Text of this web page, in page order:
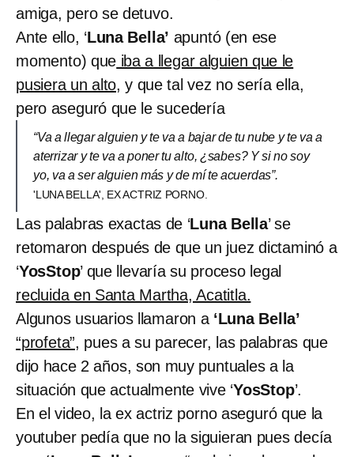
amiga, pero se detuvo.
Ante ello, ‘Luna Bella’ apuntó (en ese
momento) que iba a llegar alguien que le
pusiera un alto, y que tal vez no sería ella,
pero aseguró que le sucedería
“Va a llegar alguien y te va a bajar de tu nube y te va a
aterrizar y te va a poner tu alto, ¿sabes? Y si no soy
yo, va a ser alguien más y de mí te acuerdas”.
'LUNA BELLA', EX ACTRIZ PORNO.
Las palabras exactas de ‘Luna Bella’ se
retomaron después de que un juez dictaminó a
‘YosStop’ que llevaría su proceso legal
recluida en Santa Martha, Acatitla.
Algunos usuarios llamaron a ‘Luna Bella’
“profeta”, pues a su parecer, las palabras que
dijo hace 2 años, son muy puntuales a la
situación que actualmente vive ‘YosStop’.
En el video, la ex actriz porno aseguró que la
youtuber pedía que no la siguieran pues decía